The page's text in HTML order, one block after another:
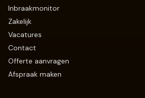
Inbraakmonitor
Zakelijk
Vacatures
Contact
Offerte aanvragen
Afspraak maken